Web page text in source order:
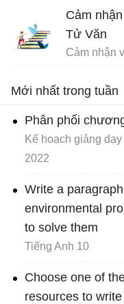
Cảm
Tử Văn
Mới nhất trong tuần
Phân phối
Kế hoạch giảng
2022
Write a
environmental
to solve them
Tiếng Anh 10
Choose one of
resources to